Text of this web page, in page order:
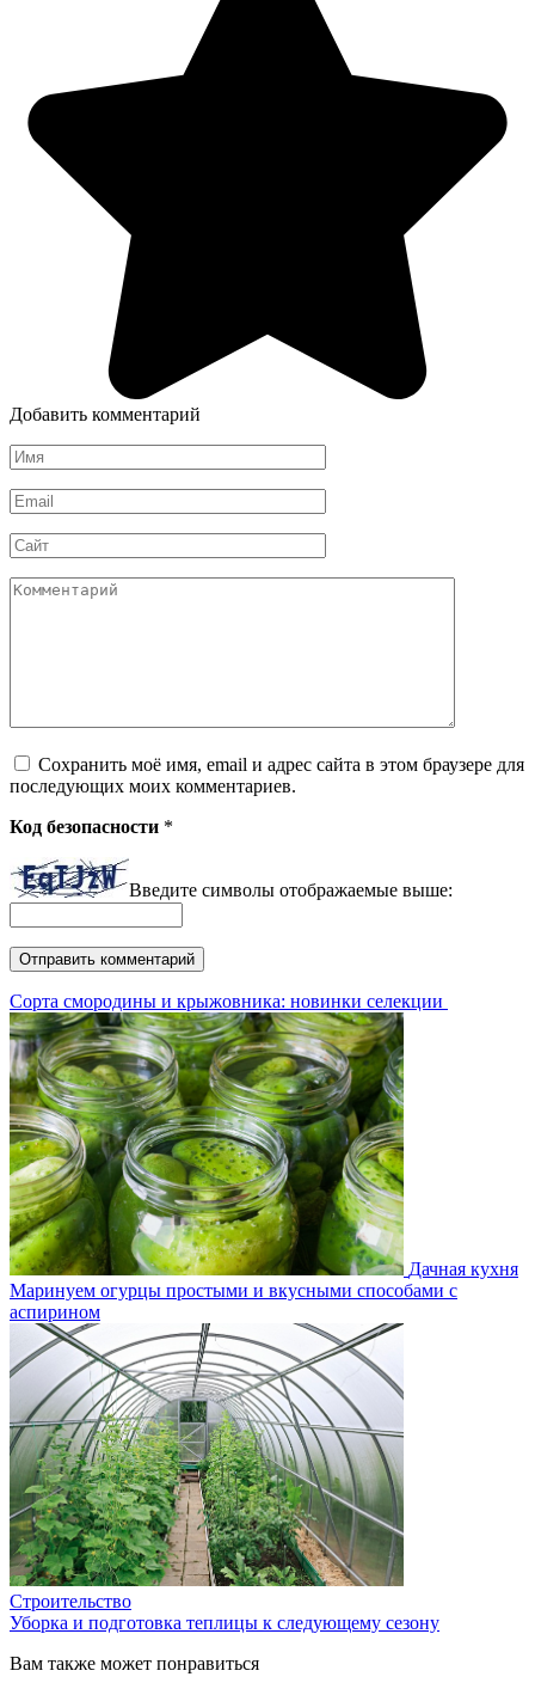
Добавить комментарий
Имя
*
Email
*
Сайт
Комментарий
Сохранить моё имя, email и адрес сайта в этом браузере для
последующих моих комментариев.
Код безопасности *
Введите символы отображаемые выше:
Сорта смородины и крыжовника: новинки селекции
Дачная кухня
Маринуем огурцы простыми и вкусными способами с
аспирином
Строительство
Уборка и подготовка теплицы к следующему сезону
Вам также может понравиться